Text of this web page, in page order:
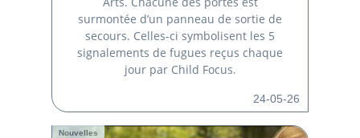
surmontée d’un panneau de sortie de
secours. Celles-ci symbolisent les 5
signalements de fugues reçus chaque
jour par Child Focus.
24-05-26
Nouvelles